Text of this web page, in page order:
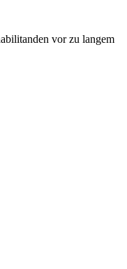
vor zu langem